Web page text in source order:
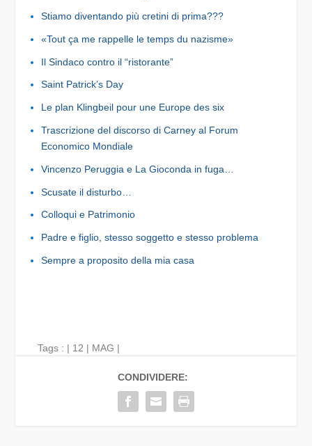
Stiamo diventando più cretini di prima???
«Tout ça me rappelle le temps du nazisme»
Il Sindaco contro il “ristorante”
Saint Patrick’s Day
Le plan Klingbeil pour une Europe des six
Trascrizione del discorso di Carney al Forum
Economico Mondiale
Vincenzo Peruggia e La Gioconda in fuga…
Scusate il disturbo…
Colloqui e Patrimonio
Padre e figlio, stesso soggetto e stesso problema
Sempre a proposito della mia casa
Tags : | 12 | MAG |
CONDIVIDERE: